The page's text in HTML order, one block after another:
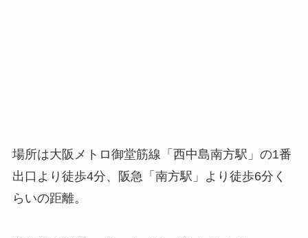
場所は大阪メトロ御堂筋線「西中島南方駅」の1番
出口より徒歩4分、阪急「南方駅」より徒歩6分く
らいの距離。